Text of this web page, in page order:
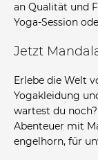
an Qualität und
Yoga-Session
Jetzt
Erlebe die Welt
Yogakleidung
wartest du
Abenteuer mit
engelhorn, für